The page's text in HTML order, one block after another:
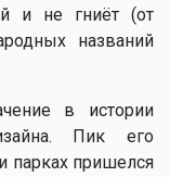
и не гниёт (от
названий
в истории
Пик его
парках пришелся